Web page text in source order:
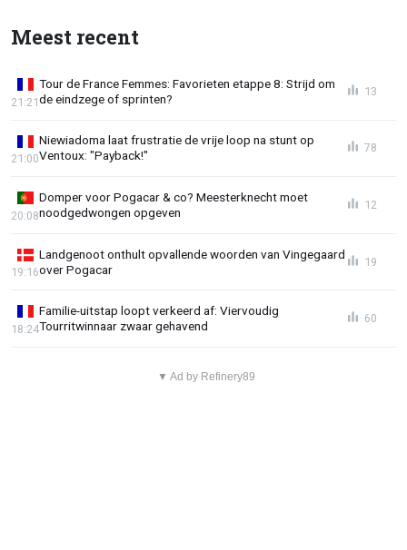
Meest recent
Tour de France Femmes: Favorieten etappe 8: Strijd om
de eindzege of sprinten?
21:21
13
Niewiadoma laat frustratie de vrije loop na stunt op
Ventoux: "Payback!"
21:00
78
Domper voor Pogacar & co? Meesterknecht moet
noodgedwongen opgeven
20:08
12
Landgenoot onthult opvallende woorden van Vingegaard
over Pogacar
19:16
19
Familie-uitstap loopt verkeerd af: Viervoudig
Tourritwinnaar zwaar gehavend
18:24
60
▼ Ad by Refinery89